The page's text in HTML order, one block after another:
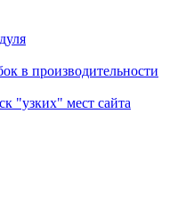
в производительности
"узких" мест сайта